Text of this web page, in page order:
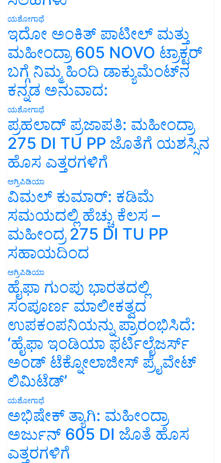
ಯಶೋಗಾಥೆ
ಇದೋ ಅಂಕಿತ್ ಪಾಟೀಲ್ ಮತ್ತು
ಮಹೀಂದ್ರಾ 605 NOVO ಟ್ರಾಕ್ಟರ್
ಬಗ್ಗೆ ನಿಮ್ಮ ಹಿಂದಿ ಡಾಕ್ಯುಮೆಂಟ್‌ನ
ಕನ್ನಡ ಅನುವಾದ:
ಯಶೋಗಾಥೆ
ಪ್ರಹಲಾದ್ ಪ್ರಜಾಪತಿ: ಮಹೀಂದ್ರಾ
275 DI TU PP ಜೊತೆಗೆ ಯಶಸ್ಸಿನ
ಹೊಸ ಎತ್ತರಗಳಿಗೆ
ಅಗ್ರಿಪಿಡಿಯಾ
ವಿಮಲ್ ಕುಮಾರ್: ಕಡಿಮೆ
ಸಮಯದಲ್ಲಿ ಹೆಚ್ಚು ಕೆಲಸ –
ಮಹೀಂದ್ರ 275 DI TU PP
ಸಹಾಯದಿಂದ
ಅಗ್ರಿಪಿಡಿಯಾ
ಹೈಫಾ ಗುಂಪು ಭಾರತದಲ್ಲಿ
ಸಂಪೂರ್ಣ ಮಾಲೀಕತ್ವದ
ಉಪಕಂಪನಿಯನ್ನು ಪ್ರಾರಂಭಿಸಿದೆ:
‘ಹೈಫಾ ಇಂಡಿಯಾ ಫರ್ಟಿಲೈಜರ್ಸ್
ಅಂಡ್ ಟೆಕ್ನೋಲಾಜೀಸ್ ಪ್ರೈವೇಟ್
ಲಿಮಿಟೆಡ್’
ಯಶೋಗಾಥೆ
ಅಭಿಷೇಕ್ ತ್ಯಾಗಿ: ಮಹೀಂದ್ರಾ
ಅರ್ಜುನ್ 605 DI ಜೊತೆ ಹೊಸ
ಎತ್ತರಗಳಿಗೆ